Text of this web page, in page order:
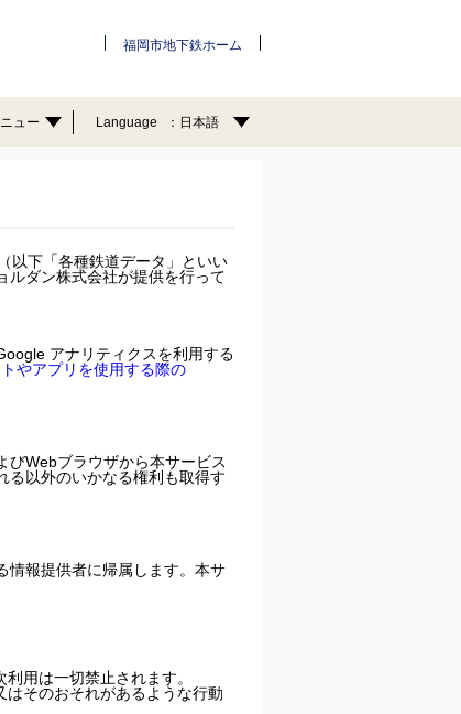
福岡市地下鉄ホーム
ュー Language 日本語
以下「各種鉄道データ」といい
ルダン株式会社が提供を行って
アナリティクスを利用する
やアプリを使用する際の
びWebブラウザから本サービス
る以外のいかなる権利も取得す
情報提供者に帰属します。本サ
用は一切禁止されます。
そのおそれがあるような行動